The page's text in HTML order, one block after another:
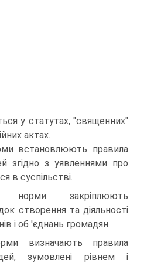
у статутах, "священних"
актах.
встановлюють правила
згідно з уявленнями про
в суспільстві.
норми закріплюють
створення та діяльності
і об 'єднань громадян.
визначають правила
зумовлені рівнем і